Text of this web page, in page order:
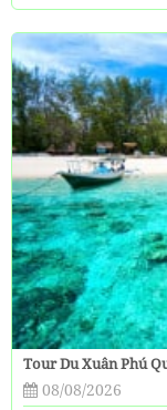
Tour Du Xuân Phú
08/08/2026